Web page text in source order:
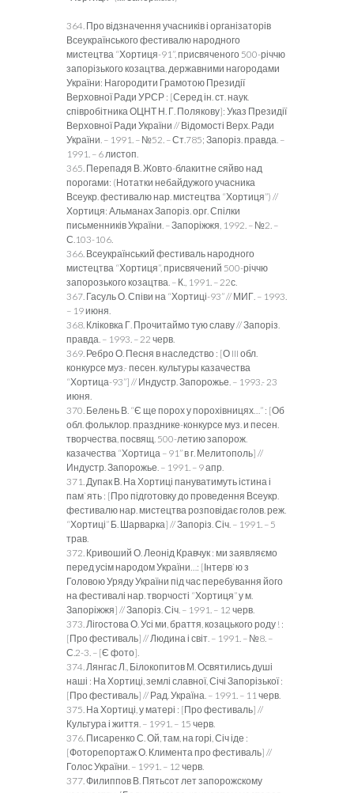
364. Про відзначення учасників і організаторів
Всеукраїнського фестивалю народного
мистецтва “Хортиця-91”, присвяченого 500-річчю
запорізького козацтва, державними нагородами
України: Нагородити Грамотою Президії
Верховної Ради УРСР : [Серед ін. ст. наук.
співробітника ОЦНТ Н. Г. Полякову]: Указ Президії
Верховної Ради України // Відомості Верх. Ради
України. – 1991. – №52. – Ст.785; Запоріз. правда. –
1991. – 6 листоп.
365. Перепадя В. Жовто-блакитне сяйво над
порогами: (Нотатки небайдужого учасника
Всеукр. фестивалю нар. мистецтва “Хортиця”) //
Хортиця: Альманах Запоріз. орг. Спілки
письменників України. – Запоріжжя, 1992. – №2. –
С.103-106.
366. Всеукраїнський фестиваль народного
мистецтва “Хортиця”, присвячений 500-річчю
запорозького козацтва. – К., 1991. – 22с.
367. Гасуль О. Співи на “Хортиці-93” // МИГ. – 1993.
– 19 июня.
368. Кліковка Г. Прочитаймо тую славу // Запоріз.
правда. – 1993. – 22 черв.
369. Ребро О. Песня в наследство : [О III обл.
конкурсе муз.- песен. культуры казачества
“Хортица-93”] // Индустр. Запорожье. – 1993.- 23
июня.
370. Белень В. “Є ще порох у порохівницях…” : [Об
обл. фольклор. празднике-конкурсе муз. и песен.
творчества, посвящ. 500-летию запорож.
казачества “Хортица – 91” в г. Мелитополь] //
Индустр. Запорожье. – 1991. – 9 апр.
371. Дупак В. На Хортиці пануватимуть істина і
пам`ять : [Про підготовку до проведення Всеукр.
фестивалю нар. мистецтва розповідає голов. реж.
“Хортиці” Б. Шарварка] // Запоріз. Січ. – 1991. – 5
трав.
372. Кривоший О. Леонід Кравчук : ми заявляємо
перед усім народом України…: [Інтерв`ю з
Головою Уряду України під час перебування його
на фестивалі нар. творчості “Хортиця” у м.
Запоріжжя] // Запоріз. Січ. – 1991. – 12 черв.
373. Лігостова О. Усі ми, браття, козацького роду ! :
[Про фестиваль] // Людина і світ. – 1991. – №8. –
С.2-3. – [Є фото].
374. Лянгас Л., Білокопитов М. Освятились душі
наші : На Хортиці, землі славної, Січі Запорізької :
[Про фестиваль] // Рад. Україна. – 1991. – 11 черв.
375. На Хортиці, у матері : [Про фестиваль] //
Культура і життя. – 1991. – 15 черв.
376. Писаренко С. Ой, там, на горі, Січ іде :
[Фоторепортаж О. Климента про фестиваль] //
Голос України. – 1991. – 12 черв.
377. Филиппов В. Пятьсот лет запорожскому